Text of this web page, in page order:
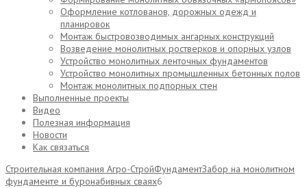
Оформление котлованов, дорожных одежд и
планировок
Монтаж быстровозводимых ангарных конструкций
Возведение монолитных ростверков и опорных узлов
Устройство монолитных ленточных фундаментов
Устройство монолитных промышленных бетонных полов
Монтаж монолитных подпорных стен
Выполненные проекты
Видео
Полезная информация
Новости
Как связаться
Строительная компания Агро-СтройФундаментЗабор на монолитном
фундаменте и буронабивных сваях6